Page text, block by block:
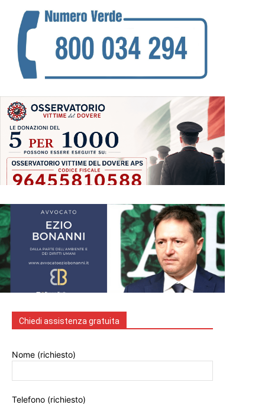
Chiedi assistenza gratuita
Nome (richiesto)
Telefono (richiesto)